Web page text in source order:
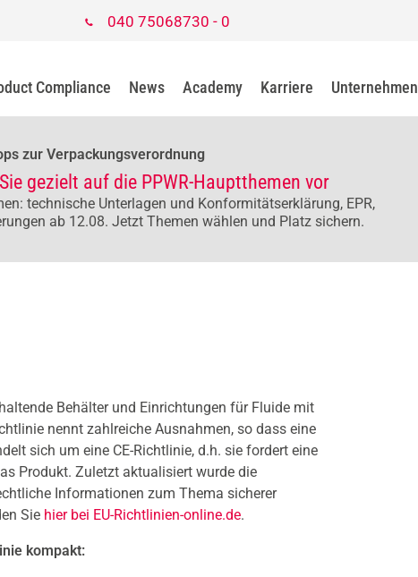
040 75068730 - 0
Compliance News Academy Karriere Unternehmen
zur Verpackungsverordnung
gezielt auf die PPWR-Hauptthemen vor
technische Unterlagen und Konformitätserklärung, EPR,
ab 12.08. Jetzt Themen wählen und Platz sichern.
Behälter und Einrichtungen für Fluide mit
nennt zahlreiche Ausnahmen, so dass eine
sich um eine CE-Richtlinie, d.h. sie fordert eine
Produkt. Zuletzt aktualisiert wurde die
Informationen zum Thema sicherer
Sie hier bei EU-Richtlinien-online.de.
kompakt: